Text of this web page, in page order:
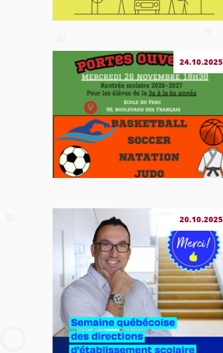
24.10.2025
20.10.2025